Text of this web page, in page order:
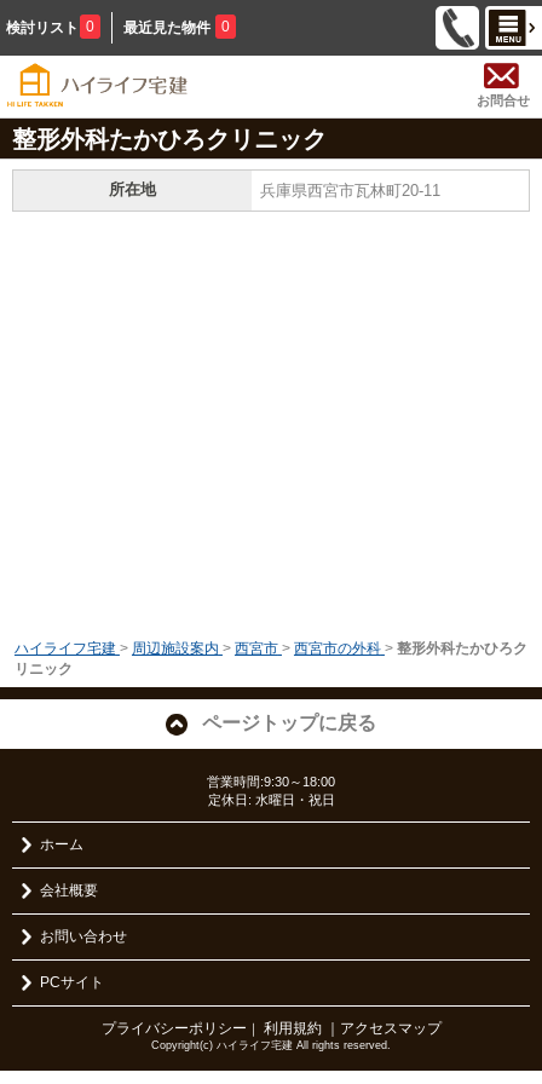
検討リスト 0 最近見た物件 0
お問合せ
整形外科たかひろクリニック
所在地 兵庫県西宮市瓦林町20-11
ハイライフ宅建 > 周辺施設案内 > 西宮市 > 西宮市の外科 > 整形外科たかひろク
リニック
ページトップに戻る
営業時間:9:30～18:00
定休日: 水曜日・祝日
ホーム
会社概要
お問い合わせ
PCサイト
プライバシーポリシー ｜ 利用規約 ｜アクセスマップ
Copyright(c) ハイライフ宅建 All rights reserved.